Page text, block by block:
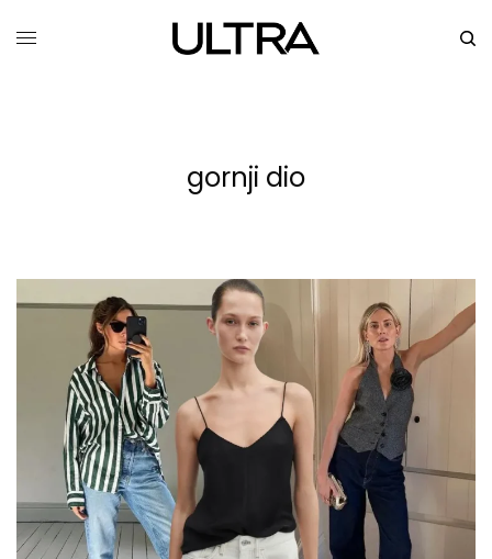
gornji dio